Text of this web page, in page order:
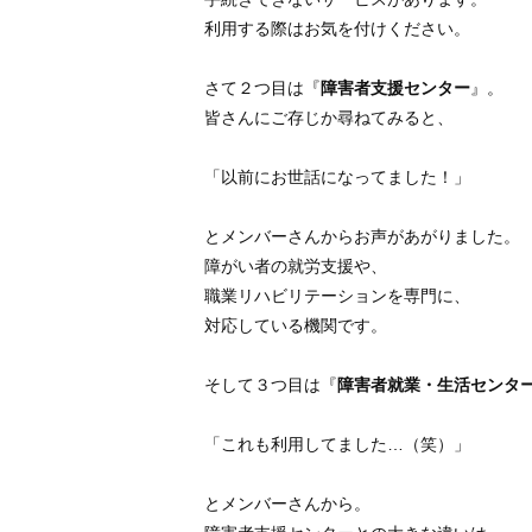
利用する際はお気を付けください。
さて２つ目は『障害者支援センター』。
皆さんにご存じか尋ねてみると、
「以前にお世話になってました！」
とメンバーさんからお声があがりました。
障がい者の就労支援や、
職業リハビリテーションを専門に、
対応している機関です。
そして３つ目は『障害者就業・生活センタ
「これも利用してました…（笑）」
とメンバーさんから。